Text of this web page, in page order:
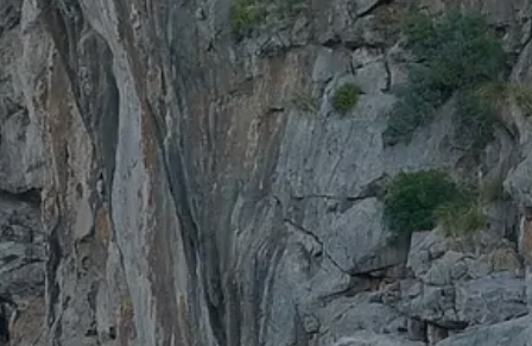
WELTWEIT SEGELN
OSTSEE SEGELTÖRNS
SERVICE
SEGELBLOG
BAREBOOT CHARTER